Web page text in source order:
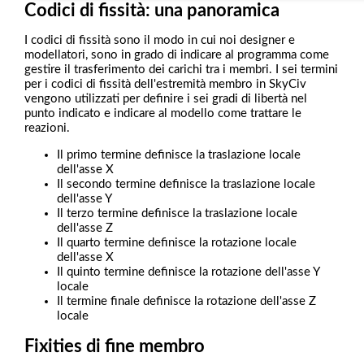
Codici di fissità: una panoramica
I codici di fissità sono il modo in cui noi designer e
modellatori, sono in grado di indicare al programma come
gestire il trasferimento dei carichi tra i membri. I sei termini
per i codici di fissità dell'estremità membro in SkyCiv
vengono utilizzati per definire i sei gradi di libertà nel
punto indicato e indicare al modello come trattare le
reazioni.
Il primo termine definisce la traslazione locale
dell'asse X
Il secondo termine definisce la traslazione locale
dell'asse Y
Il terzo termine definisce la traslazione locale
dell'asse Z
Il quarto termine definisce la rotazione locale
dell'asse X
Il quinto termine definisce la rotazione dell'asse Y
locale
Il termine finale definisce la rotazione dell'asse Z
locale
Fixities di fine membro